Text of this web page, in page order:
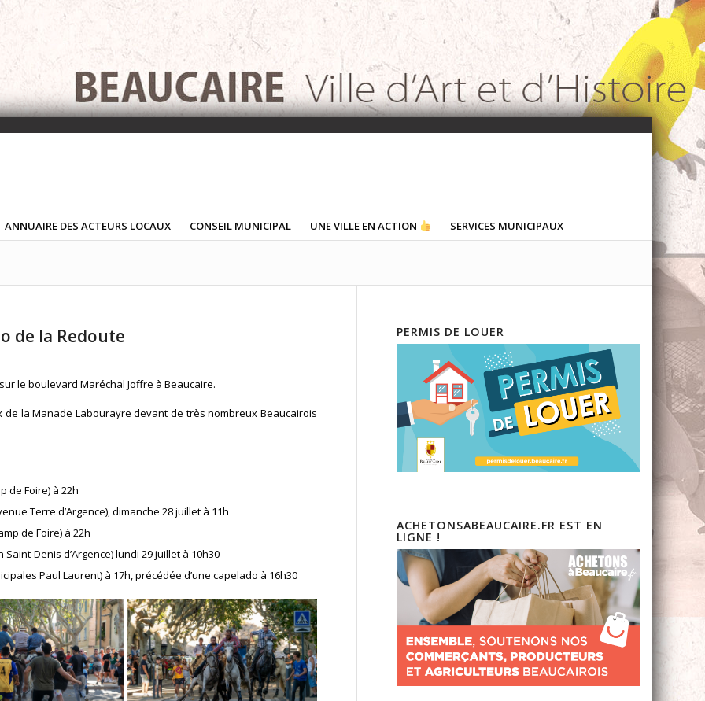
ANNUAIRE DES ACTEURS LOCAUX CONSEIL MUNICIPAL UNE VILLE EN ACTION SERVICES MUNICIPAUX
de la Redoute
le boulevard Maréchal Joffre à Beaucaire.
la Manade Labourayre devant de très nombreux Beaucairois
de Foire) à 22h
Terre d’Argence), dimanche 28 juillet à 11h
de Foire) à 22h
Denis d’Argence) lundi 29 juillet à 10h30
Paul Laurent) à 17h, précédée d’une capelado à 16h30
PERMIS DE LOUER
ACHETONSABEAUCAIRE.FR EST EN
LIGNE !